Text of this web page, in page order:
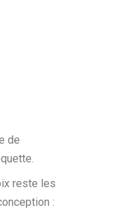
de
reste les
: